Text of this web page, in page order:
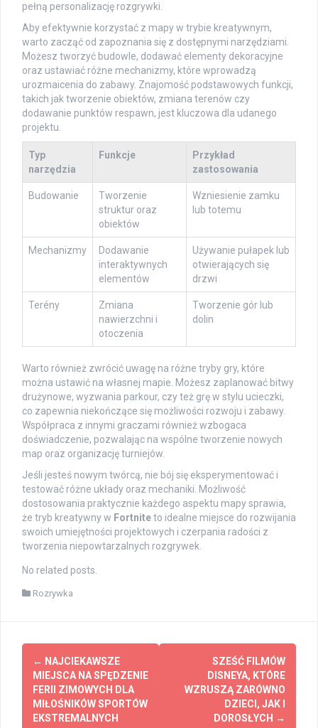
pełną personalizację rozgrywki.
Aby efektywnie korzystać z mapy w trybie kreatywnym,
warto zacząć od zapoznania się z dostępnymi narzędziami.
Możesz tworzyć budowle, dodawać elementy dekoracyjne
oraz ustawiać różne mechanizmy, które wprowadzą
urozmaicenia do zabawy. Znajomość podstawowych funkcji,
takich jak tworzenie obiektów, zmiana terenów czy
dodawanie punktów respawn, jest kluczowa dla udanego
projektu.
Typ
narzędzia
Funkcje
Przykład
zastosowania
Budowanie
Tworzenie
struktur oraz
obiektów
Wzniesienie zamku
lub totemu
Mechanizmy
Dodawanie
interaktywnych
elementów
Używanie pułapek lub
otwierających się
drzwi
Terény
Zmiana
nawierzchni i
otoczenia
Tworzenie gór lub
dolin
Warto również zwrócić uwagę na różne tryby gry, które
można ustawić na własnej mapie. Możesz zaplanować bitwy
drużynowe, wyzwania parkour, czy też grę w stylu ucieczki,
co zapewnia niekończące się możliwości rozwoju i zabawy.
Współpraca z innymi graczami również wzbogaca
doświadczenie, pozwalając na wspólne tworzenie nowych
map oraz organizację turniejów.
Jeśli jesteś nowym twórcą, nie bój się eksperymentować i
testować różne układy oraz mechaniki. Możliwość
dostosowania praktycznie każdego aspektu mapy sprawia,
że tryb kreatywny w Fortniteto idealne miejsce do rozwijania
swoich umiejętności projektowych i czerpania radości z
tworzenia niepowtarzalnych rozgrywek.
No related posts.
Rozrywka
Post
navigation
← NAJCIEKAWSZE
MIEJSCA NA SPĘDZENIE
FERII ZIMOWYCH DLA
MIŁOŚNIKÓW SPORTÓW
EKSTREMALNYCH
SZEŚĆ FILMÓW
DISNEYA, KTÓRE
WZRUSZĄ ZARÓWNO
DZIECI, JAK I
DOROSŁYCH →